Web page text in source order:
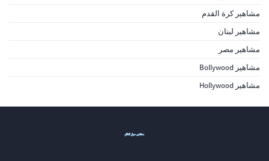
مشاهير كرة القدم
مشاهير لبنان
مشاهير مصر
مشاهير Bollywood
مشاهير Hollywood